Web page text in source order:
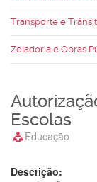
Transporte e
Zeladoria e Obras
Escolas
Educação
Descrição: